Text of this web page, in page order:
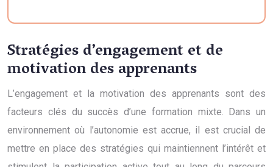
Stratégies d’engagement et de
motivation des apprenants
L’engagement et la motivation des apprenants sont des
facteurs clés du succès d’une formation mixte. Dans un
environnement où l’autonomie est accrue, il est crucial de
mettre en place des stratégies qui maintiennent l’intérêt et